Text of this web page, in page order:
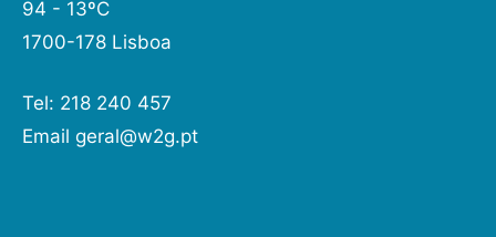
94 - 13ºC
1700-178 Lisboa
Tel: 218 240 457
Email geral@w2g.pt